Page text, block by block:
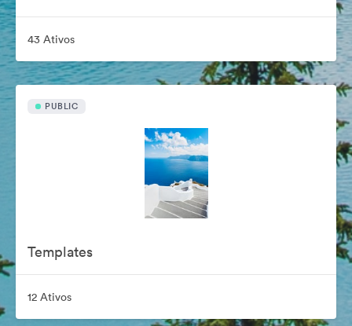
43 Ativos
PUBLIC
Templates
12 Ativos